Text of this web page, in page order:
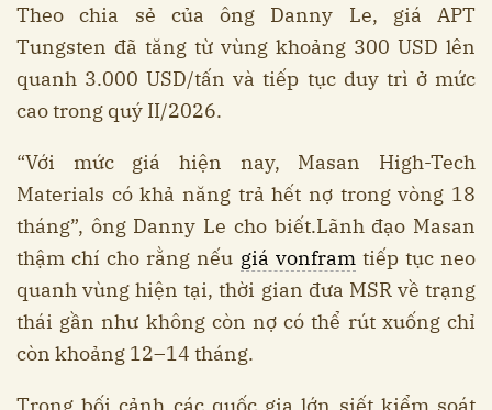
Theo chia sẻ của ông Danny Le, giá APT
Tungsten đã tăng từ vùng khoảng 300 USD lên
quanh 3.000 USD/tấn và tiếp tục duy trì ở mức
cao trong quý II/2026.
“Với mức giá hiện nay, Masan High-Tech
Materials có khả năng trả hết nợ trong vòng 18
tháng”, ông Danny Le cho biết.Lãnh đạo Masan
thậm chí cho rằng nếu giá vonframtiếp tục neo
quanh vùng hiện tại, thời gian đưa MSR về trạng
thái gần như không còn nợ có thể rút xuống chỉ
còn khoảng 12–14 tháng.
Trong bối cảnh các quốc gia lớn siết kiểm soát